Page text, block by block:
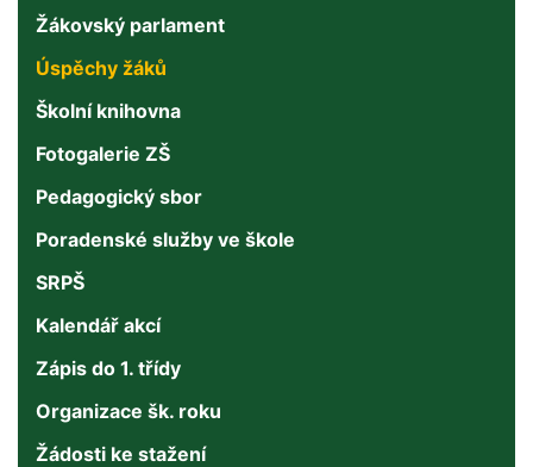
Žákovský parlament
Úspěchy žáků
Školní knihovna
Fotogalerie ZŠ
Pedagogický sbor
Poradenské služby ve škole
SRPŠ
Kalendář akcí
Zápis do 1. třídy
Organizace šk. roku
Žádosti ke stažení